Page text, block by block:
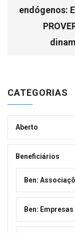
endógenos:
CATEGORIAS
Aberto
Beneficiários
Ben:
Ben: Empresas